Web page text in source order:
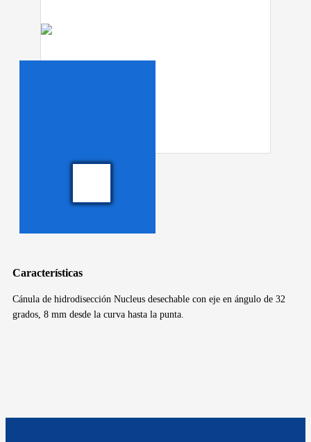
Características
Cánula de hidrodisección Nucleus desechable con eje en ángulo de 32
grados, 8 mm desde la curva hasta la punta.